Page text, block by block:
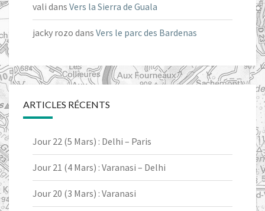
vali dans Vers la Sierra de Guala
jacky rozo dans Vers le parc des Bardenas
ARTICLES RÉCENTS
Jour 22 (5 Mars) : Delhi – Paris
Jour 21 (4 Mars) : Varanasi – Delhi
Jour 20 (3 Mars) : Varanasi